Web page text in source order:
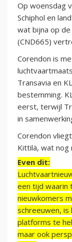
Op woensdag
Schiphol en
wat bijna op
(CND665)
Corendon is
Transavia en
bestemming.
eerst, terwijl
in
Corendon
Kittilä, wat nog
Even dit:
een tijd waarin
nieuwkomers
schreeuwen,
platforms te
maar ook